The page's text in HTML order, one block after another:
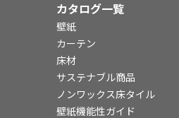
カタログ一覧
壁紙
カーテン
床材
サステナブル商品
ノンワックス床タイル
壁紙機能性ガイド